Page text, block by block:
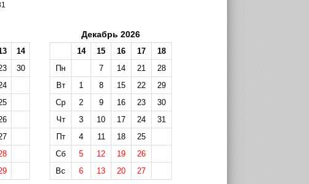
14
30
Декабрь 2026
14 15 16 17
18
Пн
7 14 21
28
Вт
1 8 15 22
29
Ср
2 9 16 23
30
Чт
3 10 17 24
31
Пт
4 11 18
25
Сб
5 12 19
26
Вс
6 13 20 27